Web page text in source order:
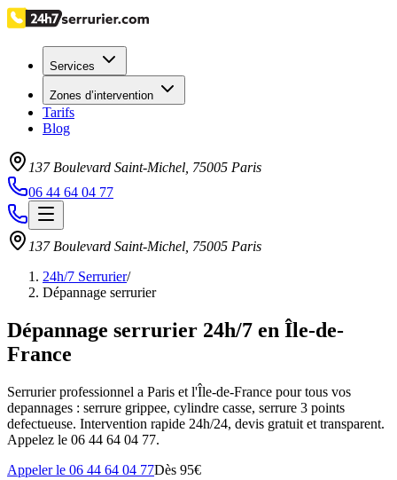
Services
Zones d’intervention
Tarifs
Blog
137 Boulevard Saint-Michel 75005 Paris
06 44 64 04 77
137 Boulevard Saint-Michel 75005 Paris
24h/7 Serrurier/
Dépannage serrurier
Dépannage serrurier 24h/7 en Île-de-
France
Serrurier professionnel a Paris et l'Île-de-France pour tous vos
depannages : serrure grippee, cylindre casse, serrure 3 points
defectueuse. Intervention rapide 24h/24, devis gratuit et transparent.
Appelez le 06 44 64 04 77.
Appeler le 06 44 64 04 77Dès 95€